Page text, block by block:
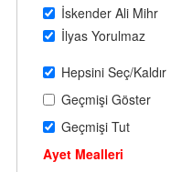
İskender Ali Mihr
İlyas Yorulmaz
Hepsini Seç/Kaldır
Geçmişi Göster
Geçmişi Tut
Ayet Mealleri